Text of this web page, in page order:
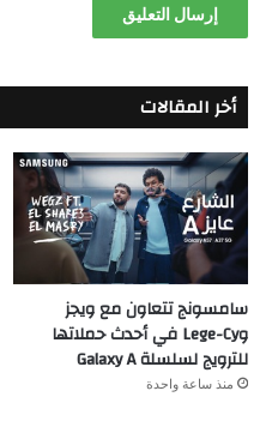
أخر المقالات
سامسونج تتعاون مع ويجز
وLege-Cy في أحدث حملاتها
للترويج لسلسلة Galaxy A
منذ ساعة واحدة